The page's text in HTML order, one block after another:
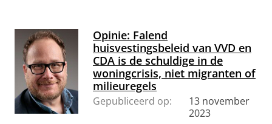
Opinie: Falend
huisvestingsbeleid van VVD en
CDA is de schuldige in de
woningcrisis, niet migranten of
milieuregels
Gepubliceerd op:
13 november
2023